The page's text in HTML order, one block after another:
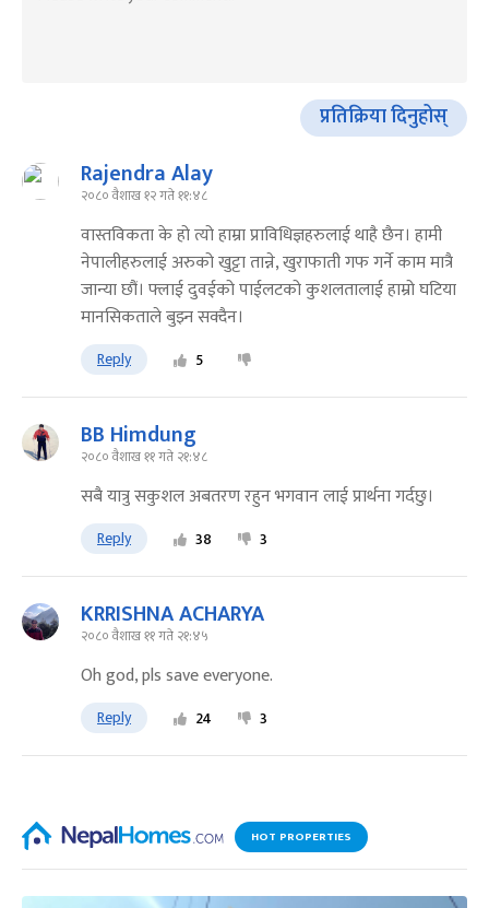
प्रतिक्रिया दिनुहोस्
Rajendra Alay
२०८० वैशाख १२ गते ११:४८
वास्तविकता के हो त्यो हाम्रा प्राविधिज्ञहरुलाई थाहै छैन। हामी
नेपालीहरुलाई अरुको खुट्टा तान्ने, खुराफाती गफ गर्ने काम मात्रै
जान्या छौं। फ्लाई दुवईको पाईलटको कुशलतालाई हाम्रो घटिया
मानसिकताले बुझ्न सक्दैन।
Reply 5
BB Himdung
२०८० वैशाख ११ गते २१:४८
सबै यात्रु सकुशल अबतरण रहुन भगवान लाई प्रार्थना गर्दछु।
Reply 38 3
KRRISHNA ACHARYA
२०८० वैशाख ११ गते २१:४५
Oh god, pls save everyone.
Reply 24 3
HOT PROPERTIES